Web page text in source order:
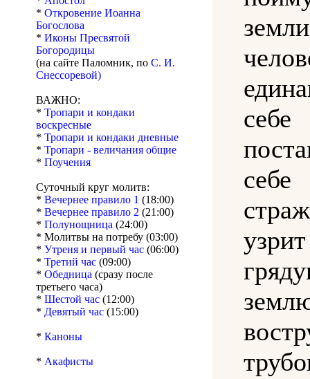
* Откровение Иоанна
Богослова
* Иконы Пресвятой
Богородицы
(на сайте Паломник, по С. И.
Снессоревой)
ВАЖНО:
* Тропари и кондаки
воскресные
* Тропари и кондаки дневные
* Тропари - величания общие
* Поучения
Суточный круг молитв:
* Вечернее правило 1 (18:00)
* Вечернее правило 2 (21:00)
* Полунощница (24:00)
* Молитвы на потребу (03:00)
* Утреня и первый час (06:00)
* Третий час (09:00)
* Обедница (сразу после
третьего часа)
* Шестой час (12:00)
* Девятый час (15:00)
* Каноны
* Акафисты
земли